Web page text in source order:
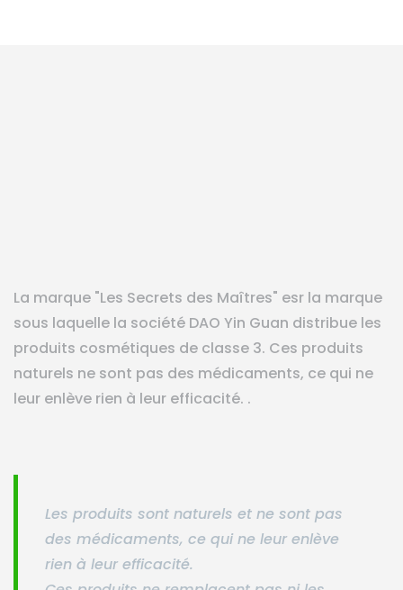
La marque "Les Secrets des Maîtres" esr la marque
sous laquelle la société DAO Yin Guan distribue les
produits cosmétiques de classe 3. Ces produits
naturels ne sont pas des médicaments, ce qui ne
leur enlève rien à leur efficacité. .
Les produits sont naturels et ne sont pas
des médicaments, ce qui ne leur enlève
rien à leur efficacité.